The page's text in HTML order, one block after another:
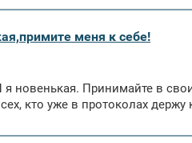
меня к себе!
новенькая. Принимайте в
кто уже в протоколах держу